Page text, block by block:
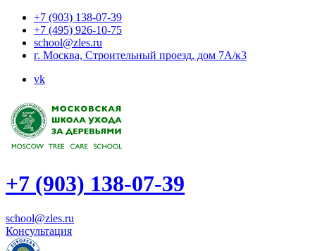
+7 (903) 138-07-39
+7 (495) 926-10-75
school@zles.ru
г. Москва, Строительный проезд, дом 7А/к3
vk
+7 (903) 138-07-39
school@zles.ru
Консультация